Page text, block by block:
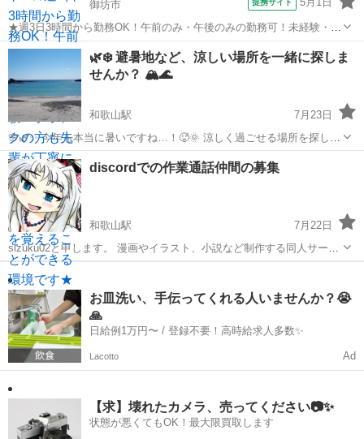
御坊市 提携サイト
★週3日3時間から勤務OK！午前のみ・午後のみの勤務可！未経験・ブ
ランクの方も先輩が丁寧に指導してくれるので、確実に業務を覚える
ことができる環境です★ 時給： 1,600円~2,000円 アクセス：紀州鉄道
線 御坊 徒歩...
和歌山 御坊市 歯科衛生士
🌿❄️ 避暑地など、涼しい場所を一緒に探しま
せんか？ 🏔️🌊
和歌山駅
7月23日
🌸🌿✨ 今年も本当に暑いですね…！🥵🌞 涼しく過ごせる場所を探して
います❄️🏝️ 海🏖️、山⛰️、川🌊、滝💦、洞窟🕶️など、自然の涼しいスポ
ットが大好きです🌲💕 一緒に素敵な場所を探したり、おしゃべりしま
せんか...
和歌山 和歌山市 和歌山駅 友達 洞窟
discordでの作業通話仲間の募集
和歌山駅
7月22日
sizuku02と申します。 漫画やイラスト、小説など制作する同人サーク
ルで活動しております。 一緒に作業通話しながら創作活動をするメン
バーを募集したいと思います。 通話はdiscordを使用しますので、利用
できる...
和歌山 橋本市
お皿洗い、手伝ってくれる人いませんか？😭
🙏
日給例1万円〜 / 登録不要！高時給求人多数✨
Lacotto Ad
【求】壊れたカメラ、売ってください📷✨
状態が悪くてもOK！最大限買取します